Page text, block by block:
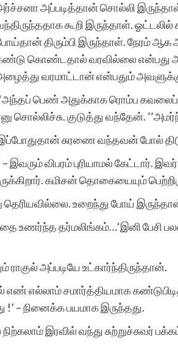
அப்படித்தான் சொல்லி
கூறி இருந்தாள். ஓட்டலில்
திரும்பி இருந்தாள். நேரம்
கொண்டதால் வரவில்லை என்பது
வரமாட்டான் என்பதும் அவளுக்குப்
பெண் அதுக்காக ரொம்ப
சொல்லிச்சு. குடுத்து வந்தேன்.
இப்போதுதான் சுரணை வந்தவன் போல்
– இவரும் விபரம் புரியாமல்
கமிசன் தொகையையும்
உறைந்து போய்
உணர்ந்த தர்மலிங்கம்…‘இனி பேசி
அப்படியே உட்கார்ந்திருந்தான்.
எல்லாம் சமார்த்தியமாக
– நினைக்க பயமாக இருந்தது.
இரவில் வந்து சுற்றுச்சுவர்